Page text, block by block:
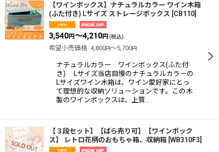
【ワインボックス】ナチュラルカラー ワイン木箱
(ふた付き) Lサイズ ストレージボックス CB110
3,540円～4,210円 (税込)
希望小売価格: 4,800円～5,700円
ナチュラルカラー ワインボックス(ふた付
き) Lサイズ当店自慢のナチュラルカラーの
Lサイズワイン木箱は、ワイン愛好家にとっ
て理想的な収納ソリューションです。この木
製のワインボックスは、上質…
【３段セット】【ばら売り可】【ワインボック
ス】 レトロ花柄のおもちゃ箱、収納箱 [WB310F3]